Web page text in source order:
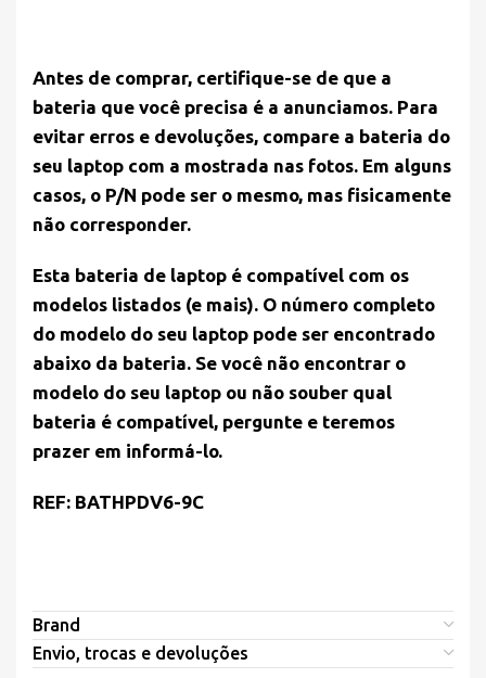
Antes de comprar, certifique-se de que a
bateria que você precisa é a anunciamos. Para
evitar erros e devoluções, compare a bateria do
seu laptop com a mostrada nas fotos. Em alguns
casos, o P/N pode ser o mesmo, mas fisicamente
não corresponder.
Esta bateria de laptop é compatível com os
modelos listados (e mais). O número completo
do modelo do seu laptop pode ser encontrado
abaixo da bateria. Se você não encontrar o
modelo do seu laptop ou não souber qual
bateria é compatível, pergunte e teremos
prazer em informá-lo.
REF: BATHPDV6-9C
Brand
Envio, trocas e devoluções